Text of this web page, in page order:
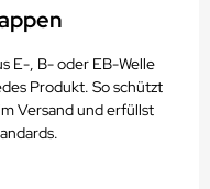
E-, B- oder EB-Welle
Produkt. So schützt
Versand und erfüllst